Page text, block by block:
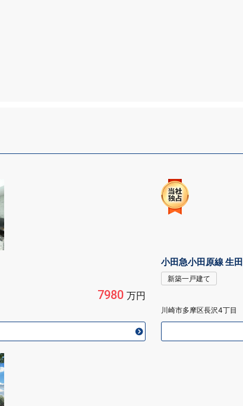
7980万円
小田急小田原線 生田
新築一戸建て
川崎市多摩区長沢4丁目